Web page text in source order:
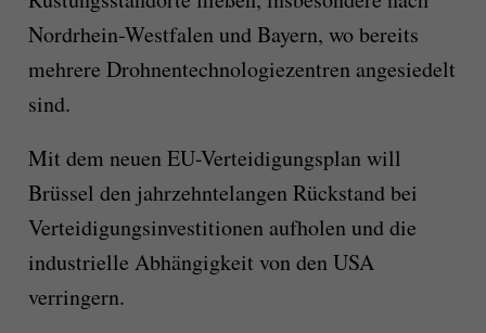
Nordrhein-Westfalen und Bayern, wo bereits
mehrere Drohnentechnologiezentren angesiedelt
sind.
Mit dem neuen EU-Verteidigungsplan will
Brüssel den jahrzehntelangen Rückstand bei
Verteidigungsinvestitionen aufholen und die
industrielle Abhängigkeit von den USA
verringern.